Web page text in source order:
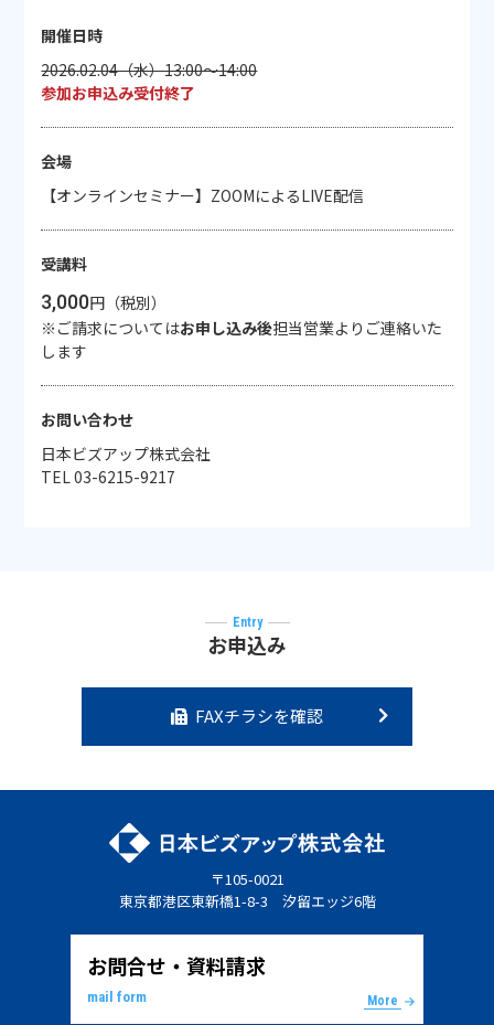
開催日時
2026.02.04（水）13:00～14:00
参加お申込み受付終了
会場
【オンラインセミナー】ZOOMによるLIVE配信
受講料
3,000円（税別）
※ご請求についてはお申し込み後担当営業よりご連絡いた
します
お問い合わせ
日本ビズアップ株式会社
TEL 03-6215-9217
Entry
お申込み
FAXチラシを確認
〒105-0021
東京都港区東新橋1-8-3 汐留エッジ6階
お問合せ・資料請求
mail form More